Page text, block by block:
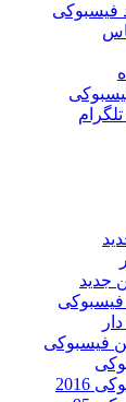
فیسبوکی
جدید
فیسبوکی